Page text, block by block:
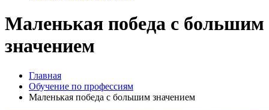
Маленькая победа с большим
значением
Главная
Обучение по профессиям
Маленькая победа с большим значением